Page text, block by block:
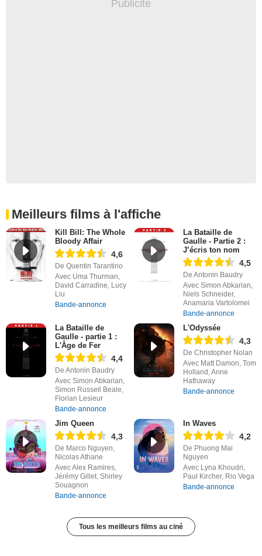
Meilleurs films à l'affiche
Kill Bill: The Whole
Bloody Affair
4,6
De Quentin Tarantino
Avec Uma Thurman,
David Carradine, Lucy
Liu
Bande-annonce
La Bataille de
Gaulle - Partie 2 :
J’écris ton nom
4,5
De Antonin Baudry
Avec Simon Abkarian,
Niels Schneider,
Anamaria Vartolomei
Bande-annonce
La Bataille de
Gaulle - partie 1 :
L'Âge de Fer
4,4
De Antonin Baudry
Avec Simon Abkarian,
Simon Russell Beale,
Florian Lesieur
Bande-annonce
L'Odyssée
4,3
De Christopher Nolan
Avec Matt Damon, Tom
Holland, Anne
Hathaway
Bande-annonce
Jim Queen
4,3
De Marco Nguyen,
Nicolas Athane
Avec Alex Ramires,
Jérémy Gillet, Shirley
Souagnon
Bande-annonce
In Waves
4,2
De Phuong Mai
Nguyen
Avec Lyna Khoudri,
Paul Kircher, Rio Vega
Bande-annonce
Tous les meilleurs films au ciné